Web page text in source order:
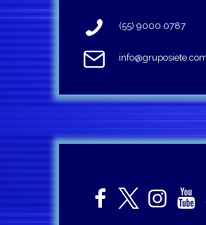
(55) 9000 0787